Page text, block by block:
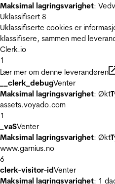
Maksimal lagringsvarighet:
Uklassifisert 8
Uklassifiserte cookies er
klassifisere, sammen med
Clerk.io
1
Lær mer om denne leverandøren
__clerk_debugVenter
Maksimal lagringsvarighet: Økt
assets.voyado.com
1
_vaSVenter
Maksimal lagringsvarighet: Økt
www.garnius.no
6
clerk-visitor-idVenter
Maksimal lagringsvarighet: 1